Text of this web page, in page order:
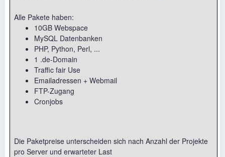
Alle Pakete haben:
10GB Webspace
MySQL Datenbanken
PHP, Python, Perl, ...
1 .de-Domain
Traffic fair Use
Emailadressen + Webmail
FTP-Zugang
Cronjobs
Die Paketpreise unterscheiden sich nach Anzahl der Projekte
pro Server und erwarteter Last